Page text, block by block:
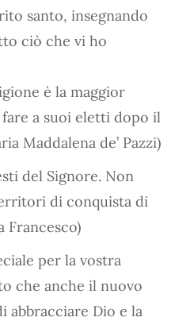
santo, insegnando
ciò che vi ho
è la maggior
a suoi eletti dopo il
Maddalena de’ Pazzi)
del Signore. Non
di conquista di
Francesco)
per la vostra
che anche il nuovo
abbracciare Dio e la